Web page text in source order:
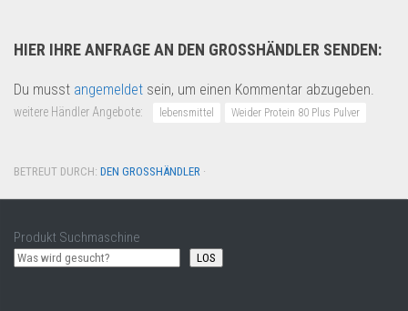
HIER IHRE ANFRAGE AN DEN GROSSHÄNDLER SENDEN:
Du musst angemeldet sein, um einen Kommentar abzugeben.
weitere Händler Angebote: lebensmittel Weider Protein 80 Plus Pulver
BETREUT DURCH: DEN GROSSHÄNDLER ·
Produkt Suchmaschine
LOS